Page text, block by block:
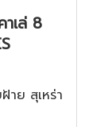
เล่ 8
าย สุเหร่า